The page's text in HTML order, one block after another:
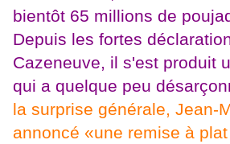
bientôt 65 millions de
Depuis les fortes
Cazeneuve, il s'est produit
qui a quelque peu
la surprise générale, Jean-
annoncé «une remise à